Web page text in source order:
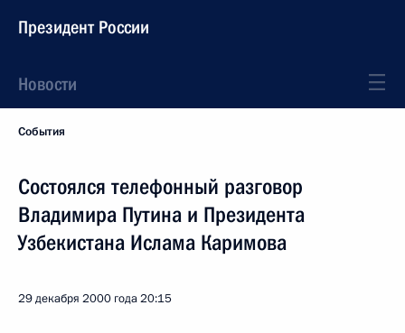
Президент России
Новости
События
Состоялся телефонный разговор
Владимира Путина и Президента
Узбекистана Ислама Каримова
29 декабря 2000 года20:15